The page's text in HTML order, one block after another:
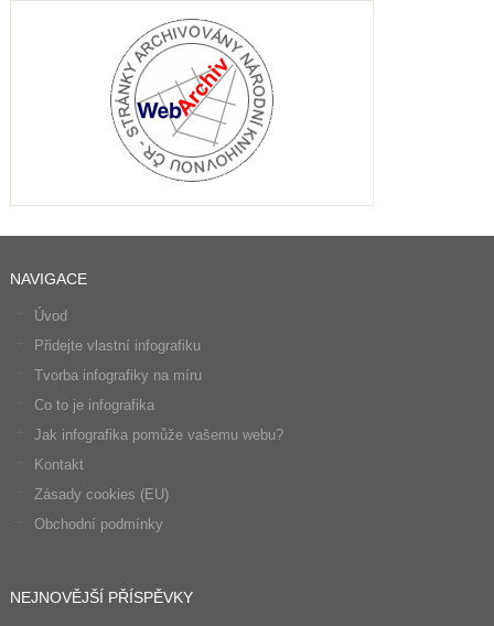
NAVIGACE
Úvod
Přidejte vlastní infografiku
Tvorba infografiky na míru
Co to je infografika
Jak infografika pomůže vašemu webu?
Kontakt
Zásady cookies (EU)
Obchodní podmínky
NEJNOVĚJŠÍ PŘÍSPĚVKY